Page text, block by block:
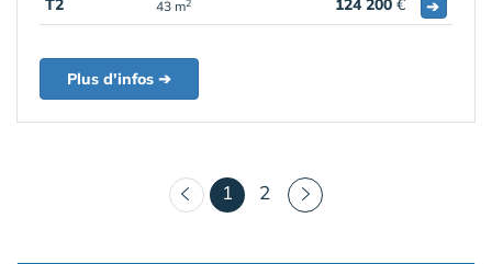
T2
43 m 124 200 € ➔
Plus d'infos ➔
1 (courant)
2